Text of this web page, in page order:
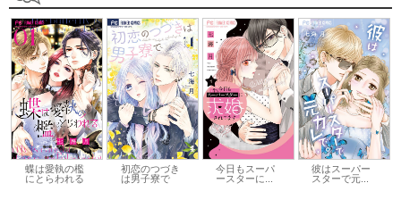
蝶は愛執の檻
にとらわれる
初恋のつづき
は男子寮で
今日もスーパ
ースターに...
彼はスーパー
スターで元...